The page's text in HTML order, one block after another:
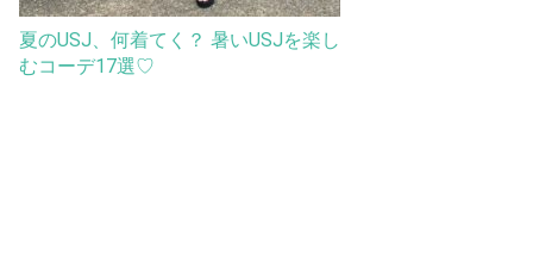
夏のUSJ、何着てく？ 暑いUSJを楽し
むコーデ17選♡